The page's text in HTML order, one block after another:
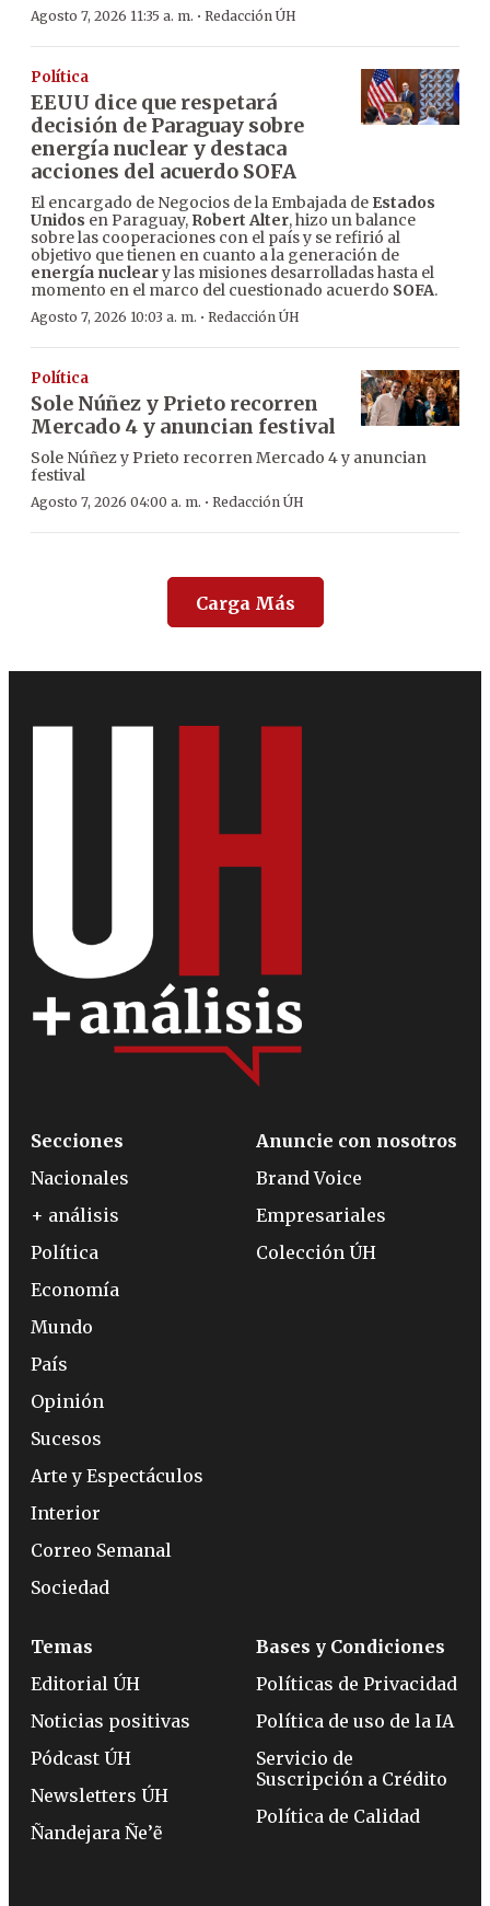
Agosto 7, 2026 11:35 a. m. · Redacción ÚH
Política
EEUU dice que respetará
decisión de Paraguay sobre
energía nuclear y destaca
acciones del acuerdo SOFA
El encargado de Negocios de la Embajada de Estados
Unidos en Paraguay, Robert Alter, hizo un balance
sobre las cooperaciones con el país y se refirió al
objetivo que tienen en cuanto a la generación de
energía nucleary las misiones desarrolladas hasta el
momento en el marco del cuestionado acuerdo SOFA.
Agosto 7, 2026 10:03 a. m. · Redacción ÚH
Política
Sole Núñez y Prieto recorren
Mercado 4 y anuncian festival
Sole Núñez y Prieto recorren Mercado 4 y anuncian
festival
Agosto 7, 2026 04:00 a. m. · Redacción ÚH
Carga Más
Secciones
Nacionales
+ análisis
Política
Economía
Mundo
País
Opinión
Sucesos
Arte y Espectáculos
Interior
Correo Semanal
Sociedad
Anuncie con nosotros
Brand Voice
Empresariales
Colección ÚH
Temas
Editorial ÚH
Noticias positivas
Pódcast ÚH
Newsletters ÚH
Ñandejara Ñe’ẽ
Bases y Condiciones
Políticas de Privacidad
Política de uso de la IA
Servicio de
Suscripción a Crédito
Política de Calidad